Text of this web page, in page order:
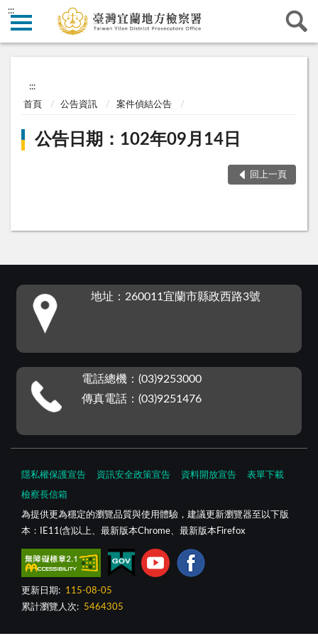
:::
:::
首頁 公告資訊 案件偵結公告
公告日期：102年09月14日
回上一頁
地址：260011宜蘭市縣政西路3號
電話總機：(03)9253000
傳真電話：(03)9251476
隱私權保護宣告 資訊安全政策宣告 資料開放宣告 表單下載
檢察長信箱
為提供更為穩定的瀏覽品質與使用體驗，建議更新瀏覽器至以下版
本：IE11(含)以上、最新版本Chrome、最新版本Firefox
更新日期:
115-08-05
累計瀏覽人次:
5464305